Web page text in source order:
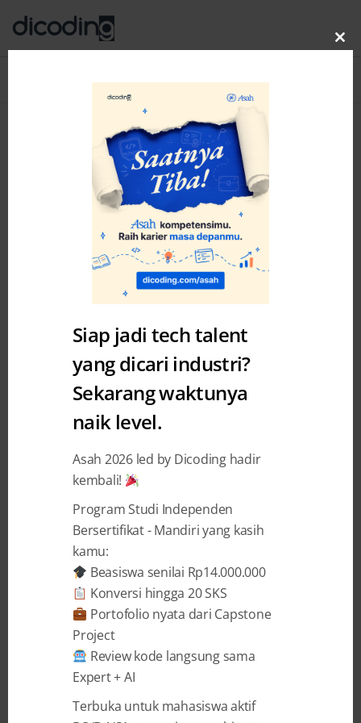
3 Tips Fresh Graduate jadi
Engineer di Unicorn dari
Qassandra Chaidir
BAGIKAN
Mengawali perjalanan karier di perusahaan
startup
fresh graduate. Mungkin kamu salah
Siap jadi tech talent
yang dicari industri?
Sekarang waktunya
naik level.
Asah 2026 led by Dicoding hadir
kembali!
Program Studi Independen
Bersertifikat - Mandiri yang kasih
kamu:
Beasiswa senilai Rp14.000.000
Konversi hingga 20 SKS
Portofolio nyata dari Capstone
Project
Review kode langsung sama
Expert + AI
Terbuka untuk mahasiswa aktif